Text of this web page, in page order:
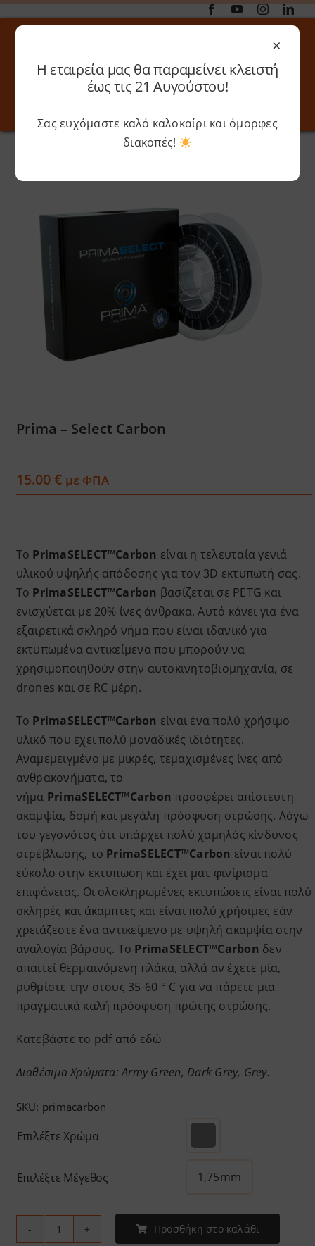
Μετάβαση
στο
Αναζήτηση
Toggle
Online 3D Printing
Shop
Services
Software
Toggle
Prima – Select Carbon
Prima – Select Carbon
15.00€ με ΦΠΑ
Το PrimaSELECT™Carbon είναι η τελευταία γενιά
υλικού υψηλής απόδοσης για τον 3D εκτυπωτή σας.
Το PrimaSELECT™Carbon βασίζεται σε PETG και
ενισχύεται με 20% ίνες άνθρακα. Αυτό κάνει για ένα
εξαιρετικά σκληρό νήμα που είναι ιδανικό για
εκτυπωμένα αντικείμενα που μπορούν να
χρησιμοποιηθούν στην αυτοκινητοβιομηχανία, σε
drones και σε RC μέρη.
Το PrimaSELECT™Carbon είναι ένα πολύ χρήσιμο
υλικό που έχει πολύ μοναδικές ιδιότητες.
Αναμεμειγμένο με μικρές, τεμαχισμένες ίνες από
ανθρακονήματα, το
νήμα PrimaSELECT™Carbon προσφέρει απίστευτη
ακαμψία, δομή και μεγάλη πρόσφυση στρώσης. Λόγω
του γεγονότος ότι υπάρχει πολύ χαμηλός κίνδυνος
στρέβλωσης, το PrimaSELECT™Carbon είναι πολύ
εύκολο στην εκτυπωση και έχει ματ φινίρισμα
επιφάνειας. Οι ολοκληρωμένες εκτυπώσεις είναι πολύ
σκληρές και άκαμπτες και είναι πολύ χρήσιμες εάν
χρειάζεστε ένα αντικείμενο με υψηλή ακαμψία στην
αναλογία βάρους. Το PrimaSELECT™Carbon δεν
απαιτεί θερμαινόμενη πλάκα, αλλά αν έχετε μία,
ρυθμίστε την στους 35-60 ° C για να πάρετε μια
πραγματικά καλή πρόσφυση πρώτης στρώσης.
Κατεβάστε το pdf από εδώ
Διαθέσιμα Χρώματα: Army Green, Dark Grey, Grey.
SKU: primacarbon
Επιλέξτε Χρώμα
Επιλέξτε Μέγεθος 1,75mm
Prima
Προσθήκη στο καλάθι
×
Η εταιρεία μας θα παραμείνει κλειστή
έως τις 21 Αυγούστου!
Σας ευχόμαστε καλό καλοκαίρι και όμορφες
διακοπές!